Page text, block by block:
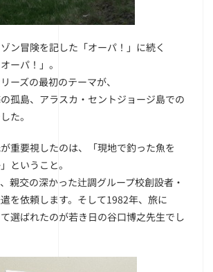
ン冒険を記した「オーパ！」に続く
ーパ！」。
ーズの最初のテーマが、
孤島、アラスカ・セントジョージ島での
た。
重要視したのは、「現地で釣った魚を
ということ。
親交の深かった辻調グループ校創設者・
を依頼します。そして1982年、旅に
選ばれたのが若き日の谷口博之先生でし